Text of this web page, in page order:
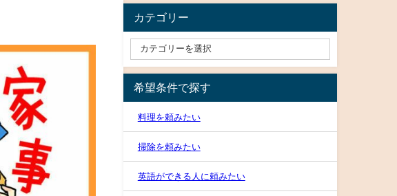
カテゴリー
希望条件で探す
料理を頼みたい
掃除を頼みたい
英語ができる人に頼みたい